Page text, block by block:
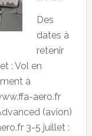
Des
dates à
retenir
: Vol en
à
aero.fr
(avion)
3-5 juillet :